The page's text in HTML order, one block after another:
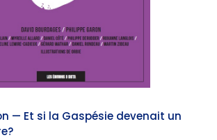
— Et si la Gaspésie devenait un